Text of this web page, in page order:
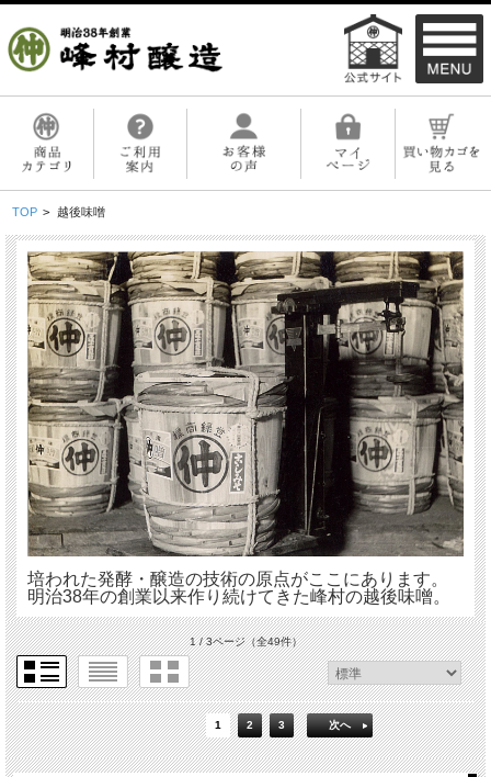
TOP > 越後味噌
培われた発酵・醸造の技術の原点がここにあります。
明治38年の創業以来作り続けてきた峰村の越後味噌。
1 / 3ページ（全49件）
1 2 3 次へ